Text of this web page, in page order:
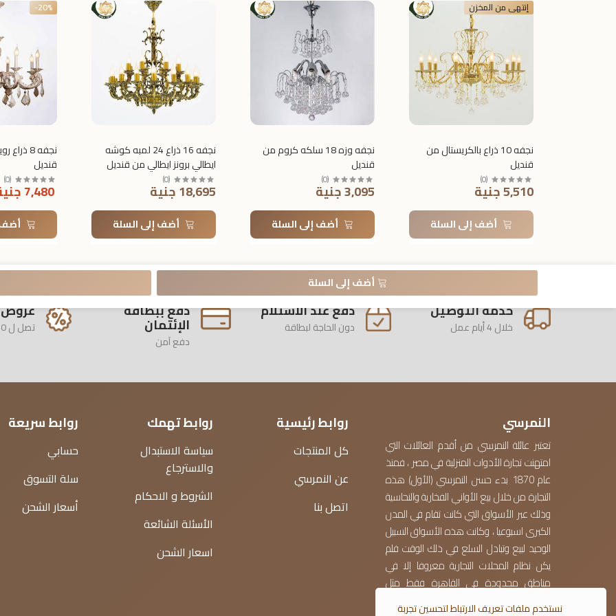
إنتهى من المخزن
نجفه 10 ذراع بالكريستال من
قنديل
(
0
)
5,510 جنية
أضف إلى السلة
نجفه وزه 18 سلكه كروم من
قنديل
(
0
)
3,095 جنية
أضف إلى السلة
نجفه 16 ذراع 24 لمبه كوشه
ايطالي برونز ايطالي من قنديل
(
0
)
18,695 جنية
أضف إلى السلة
-20%
نجفه 8
قنديل
(
0
)
7,480 جنية
أضف
أضف إلى السلة
خدمة التوصيل
خلال 4 أيام عمل
دفع عند الأستلام
دون الحاجة لبطاقة
دفع ببطاقة
الإئتمان
دفع آمن
تصل ل 40%
النمرسي
تعتبر عائلة النمرسي من أقدم العائلات التي
امتهنت تجارة الأدوات المنزلية في مصر ، فمنذ
عام 1870 بدء حسن النمرسي (الأول) هذه
التجارة من خلال بيع الأواني الفخارية والنحاسية
وذلك عبر الأسواق التي كانت تقام في المدن
الكبرى اسبوعيا ، وكانت هذه الأسواق السبيل
الوحيد لبيع وتبادل السلع في ذلك الوقت فلم
يكن نظام المحلات التجارية معروفا إلا في
مناطق محدودة في القاهرة فقط مثل
روابط رئيسية
كل المنتجات
عن النمرسي
اتصل بنا
روابط تهمك
سياسة الاستبدال
والاسترجاع
الشروط و الاحكام
الأسئلة الشائعة
اسعار الشحن
روابط سريعة
حسابي
سلة التسوق
أسعار الشحن
نستخدم ملفات تعريف الارتباط لتحسين تجربة